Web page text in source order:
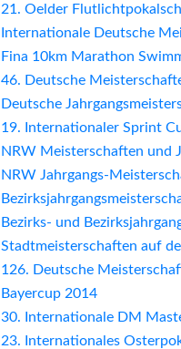
21. Oelder
Internationale Deutsche
Fina 10km Marathon
46. Deutsche
Deutsche
19. Internationaler Sprint
NRW Meisterschaften und
NRW Jahrgangs-
Bezirks- und
Stadtmeisterschaften auf
126. Deutsche
Bayercup 2014
30. Internationale DM
23. Internationales